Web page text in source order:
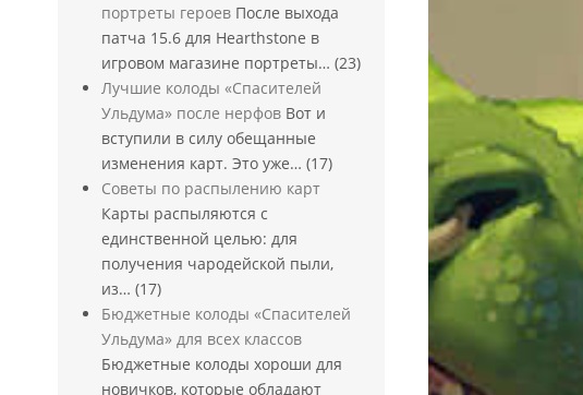
портреты героев После выхода
патча 15.6 для Hearthstone в
игровом магазине портреты… (23)
Лучшие колоды «Спасителей
Ульдума» после нерфов Вот и
вступили в силу обещанные
изменения карт. Это уже… (17)
Советы по распылению карт
Карты распыляются с
единственной целью: для
получения чародейской пыли,
из… (17)
Бюджетные колоды «Спасителей
Ульдума» для всех классов
Бюджетные колоды хороши для
новичков, которые обладают